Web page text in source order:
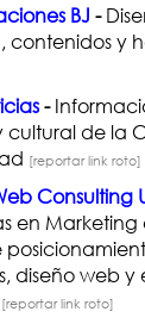
BJ -
contenidos y
-
cultural de la
[reportar link roto]
Consulting
en
diseño web y
[reportar link roto]